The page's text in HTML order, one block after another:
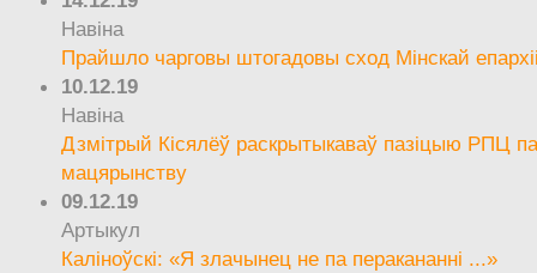
Навіна
Прайшло чарговы штогадовы сход Мінскай
10.12.19
Навіна
Дзмітрый Кісялёў раскрытыкаваў пазіцыю РПЦ
мацярынству
09.12.19
Артыкул
Каліноўскі: «Я злачынец не па перакананні ...»